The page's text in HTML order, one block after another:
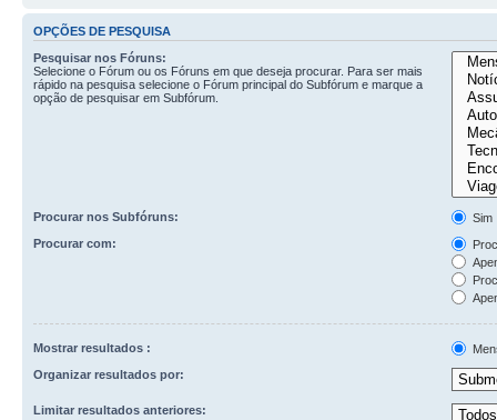
OPÇÕES DE PESQUISA
Pesquisar nos Fóruns:
Selecione o Fórum ou os Fóruns em que deseja procurar. Para ser mais
rápido na pesquisa selecione o Fórum principal do Subfórum e marque a
opção de pesquisar em Subfórum.
Procurar nos Subfóruns:
Sim
Procurar com:
Mostrar resultados :
Organizar resultados por:
Limitar resultados anteriores: